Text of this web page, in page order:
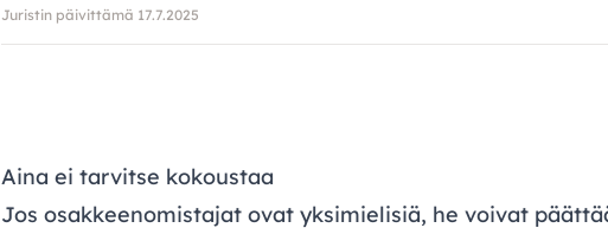
Juristin päivittämä 17.7.2025
Aina ei tarvitse kokoustaa
Jos osakkeenomistajat ovat yksimielisiä, he voivat